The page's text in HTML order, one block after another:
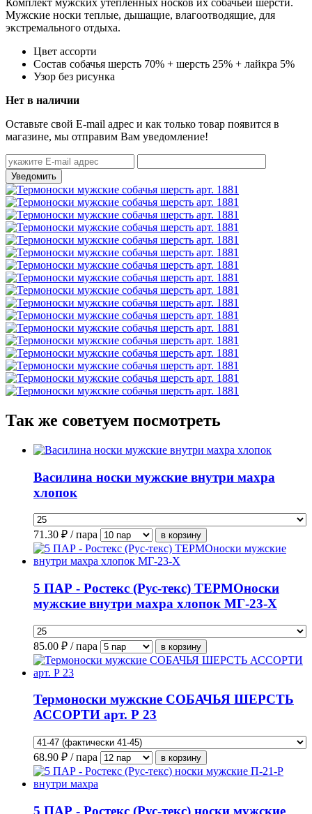
Комплект мужских утепленных носков их собачьей шерсти.
Мужские носки теплые, дышащие, влагоотводящие, для
экстремального отдыха.
Цвет ассорти
Состав собачья шерсть 70% + шерсть 25% + лайкра 5%
Узор без рисунка
Нет в наличии
Оставьте свой E-mail адрес и как только товар появится в
магазине, мы отправим Вам уведомление!
Так же советуем посмотреть
Василина носки мужские внутри махра
хлопок
71.30 ₽ / пара
5 ПАР - Ростекс (Рус-текс) ТЕРМОноски
мужские внутри махра хлопок МГ-23-Х
85.00 ₽ / пара
Термоноски мужские СОБАЧЬЯ ШЕРСТЬ
АССОРТИ арт. Р 23
68.90 ₽ / пара
5 ПАР - Ростекс (Рус-текс) носки мужские